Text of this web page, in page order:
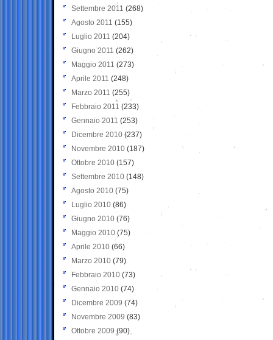
Settembre 2011 (268)
Agosto 2011 (155)
Luglio 2011 (204)
Giugno 2011 (262)
Maggio 2011 (273)
Aprile 2011 (248)
Marzo 2011 (255)
Febbraio 2011 (233)
Gennaio 2011 (253)
Dicembre 2010 (237)
Novembre 2010 (187)
Ottobre 2010 (157)
Settembre 2010 (148)
Agosto 2010 (75)
Luglio 2010 (86)
Giugno 2010 (76)
Maggio 2010 (75)
Aprile 2010 (66)
Marzo 2010 (79)
Febbraio 2010 (73)
Gennaio 2010 (74)
Dicembre 2009 (74)
Novembre 2009 (83)
Ottobre 2009 (90)